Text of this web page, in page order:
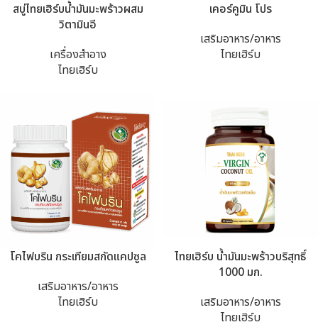
สบู่ไทยเฮิร์บน้ำมันมะพร้าวผสม
วิตามินอี
เครื่องสำอาง
ไทยเฮิร์บ
เคอร์คูมิน โปร
เสริมอาหาร/อาหาร
ไทยเฮิร์บ
โคไฟบริน กระเทียมสกัดแคปซูล
เสริมอาหาร/อาหาร
ไทยเฮิร์บ
ไทยเฮิร์บ น้ำมันมะพร้าวบริสุทธิ์
1000 มก.
เสริมอาหาร/อาหาร
ไทยเฮิร์บ